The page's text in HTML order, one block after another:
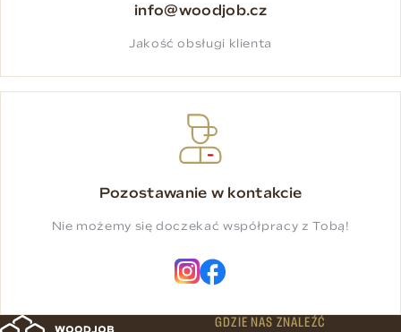
info@woodjob.cz
Jakość obsługi klienta
Pozostawanie w kontakcie
Nie możemy się doczekać współpracy z Tobą!
GDZIE NAS ZNALEŹĆ